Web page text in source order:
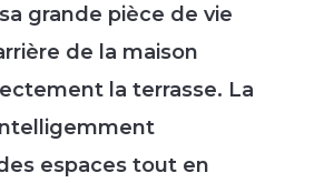
grande pièce de vie
de la maison
la terrasse. La
espaces tout en